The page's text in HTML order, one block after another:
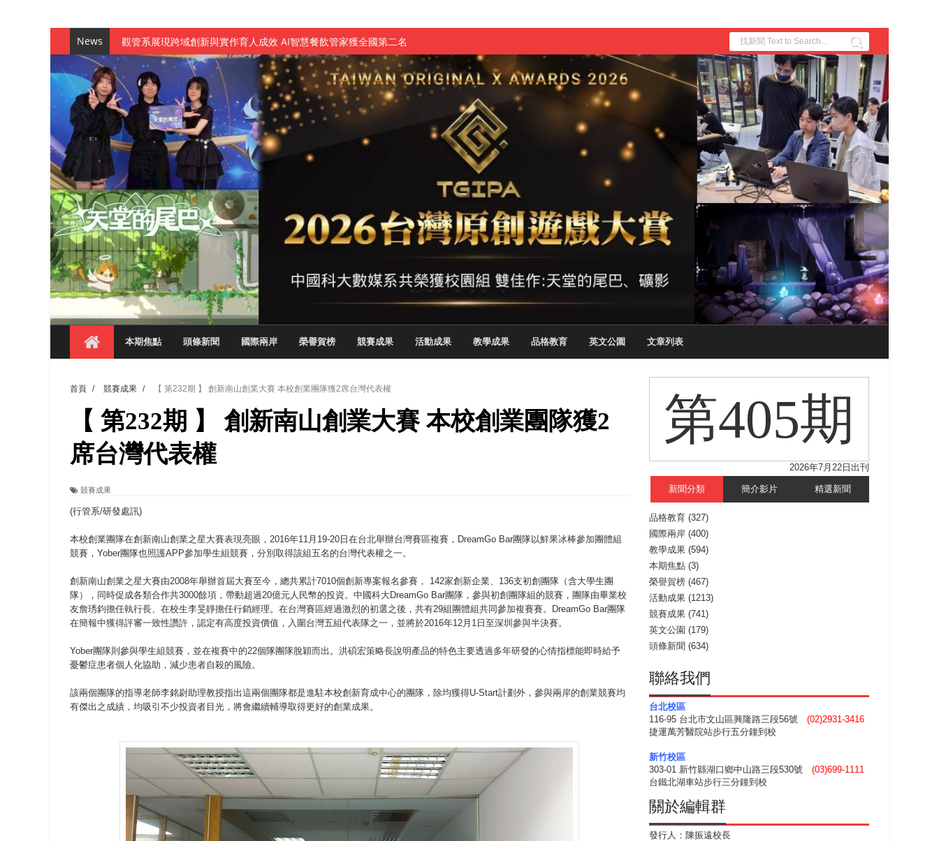
News
觀管系展現跨域創新與實作育人成效 AI智慧餐飲管家獲全國第二名
學務處舉辦「董事長『聊』心室」 上官董事長與青年學子溫馨對談 傳遞品格與智慧力量
成人之美成就學生夢想 菁英學程陪伴財金系學生蛻變成金融新星
金曲陣容強勢進駐！中國科大原民音樂成果展 燃爆傳統與現代
數媒系《天堂的尾巴》、《礦影》勇奪台灣原創遊戲大賞雙佳作
師生攜手磨練一個月！觀管系榮獲天籟盃全國大專廣播詞競賽英文組佳作
一銀彭仁主中國科大開講 解密AI時代的金融轉型與數位正義
通識教育中心主辦「114學年度AI英文自我介紹比賽」成績出爐
數據後的溫度：財金系傑出校友共議「人文素養」 點亮智慧金融時代的跨域新局
森城建設股份有限公司捐贈 嘉惠行管系莘莘學子
產學合作新里程！財金系師生參訪中租控股 探索金融實習優勢
英文公園 315期
【 第404期 】影視系榮獲59屆美國休士頓國際影展最高榮譽白金獎
【 第404期 】你抓得到我嗎？數媒系VR新創遊戲抱回金點新秀獎
【 第404期 】探索空間設計解方 室設系學子於 2026 TSID 提出具體舊建築再利用提案
【 第404期 】從創意到實踐 數媒系學生於技專校院電腦動畫競賽嶄露頭角
【 第404期 】以品格奠基、用領導領航：中國科大雙校區學生會全國賽勇奪佳績
【 第404期 】此夏，向未來！ 中國科大新竹畢典青銀共學、逐夢啟航
領航AI創先例！ 數媒系錄音室獲「杜比全景聲」與「Wwise」雙認證
本期焦點 頭條新聞 國際兩岸 榮譽賀榜 競賽成果 活動成果 教學成果 品格教育 英文公園 文章列表
首頁 / 競賽成果 / 【 第232期 】 創新南山創業大賽 本校創業團隊獲2席台灣代表權
【 第232期 】 創新南山創業大賽 本校創業團隊獲2
席台灣代表權
競賽成果
(行管系/研發處訊)
本校創業團隊在創新南山創業之星大賽表現亮眼，2016年11月19-20日在台北舉辦台灣賽區複賽，DreamGo Bar團隊以鮮果冰棒參加團體組
競賽，Yober團隊也照護APP參加學生組競賽，分別取得該組五名的台灣代表權之一。
創新南山創業之星大賽由2008年舉辦首屆大賽至今，總共累計7010個創新專案報名參賽， 142家創新企業、136支初創團隊（含大學生團
隊），同時促成各類合作共3000餘項，帶動超過20億元人民幣的投資。中國科大DreamGo Bar團隊，參與初創團隊組的競賽，團隊由畢業校
友詹琇鈞擔任執行長、在校生李旻靜擔任行銷經理。在台灣賽區經過激烈的初選之後，共有29組團體組共同參加複賽賽。DreamGo Bar團隊
在簡報中獲得評審一致性讚許，認定有高度投資價值，入圍台灣五組代表隊之一，並將於2016年12月1日至深圳參與半決賽。
Yober團隊則參與學生組競賽，並在複賽中的22個隊團隊脫穎而出。洪碩宏策略長說明產品的特色主要透過多年研發的心情指標能即時給予
憂鬱症患者個人化協助，減少患者自殺的風險。
該兩個團隊的指導老師李銘尉助理教授指出這兩個團隊都是進駐本校創新育成中心的團隊，除均獲得U-Start計劃外，參與兩岸的創業競賽均
有傑出之成績，均吸引不少投資者目光，將會繼續輔導取得更好的創業成果。
第405期
2026年7月22日出刊
新聞分類 簡介影片 精選新聞
品格教育 (327)
國際兩岸 (400)
教學成果 (594)
本期焦點 (3)
榮譽賀榜 (467)
活動成果 (1213)
競賽成果 (741)
英文公園 (179)
頭條新聞 (634)
聯絡我們
台北校區
116-95 台北市文山區興隆路三段56號 (02)2931-3416
捷運萬芳醫院站步行五分鐘到校
新竹校區
303-01 新竹縣湖口鄉中山路三段530號 (03)699-1111
台鐵北湖車站步行三分鐘到校
關於編輯群
發行人：陳振遠校長